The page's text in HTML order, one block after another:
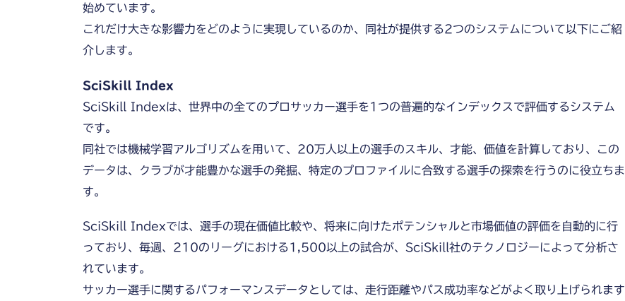
始めています。
これだけ大きな影響力をどのように実現しているのか、同社が提供する2つのシステムについて以下にご紹
介します。
SciSkill Index
SciSkill Indexは、世界中の全てのプロサッカー選手を1つの普遍的なインデックスで評価するシステム
です。
同社では機械学習アルゴリズムを用いて、20万人以上の選手のスキル、才能、価値を計算しており、この
データは、クラブが才能豊かな選手の発掘、特定のプロファイルに合致する選手の探索を行うのに役立ちま
す。
SciSkill Indexでは、選手の現在価値比較や、将来に向けたポテンシャルと市場価値の評価を自動的に行
っており、毎週、210のリーグにおける1,500以上の試合が、SciSkill社のテクノロジーによって分析さ
れています。
サッカー選手に関するパフォーマンスデータとしては、走行距離やパス成功率などがよく取り上げられます